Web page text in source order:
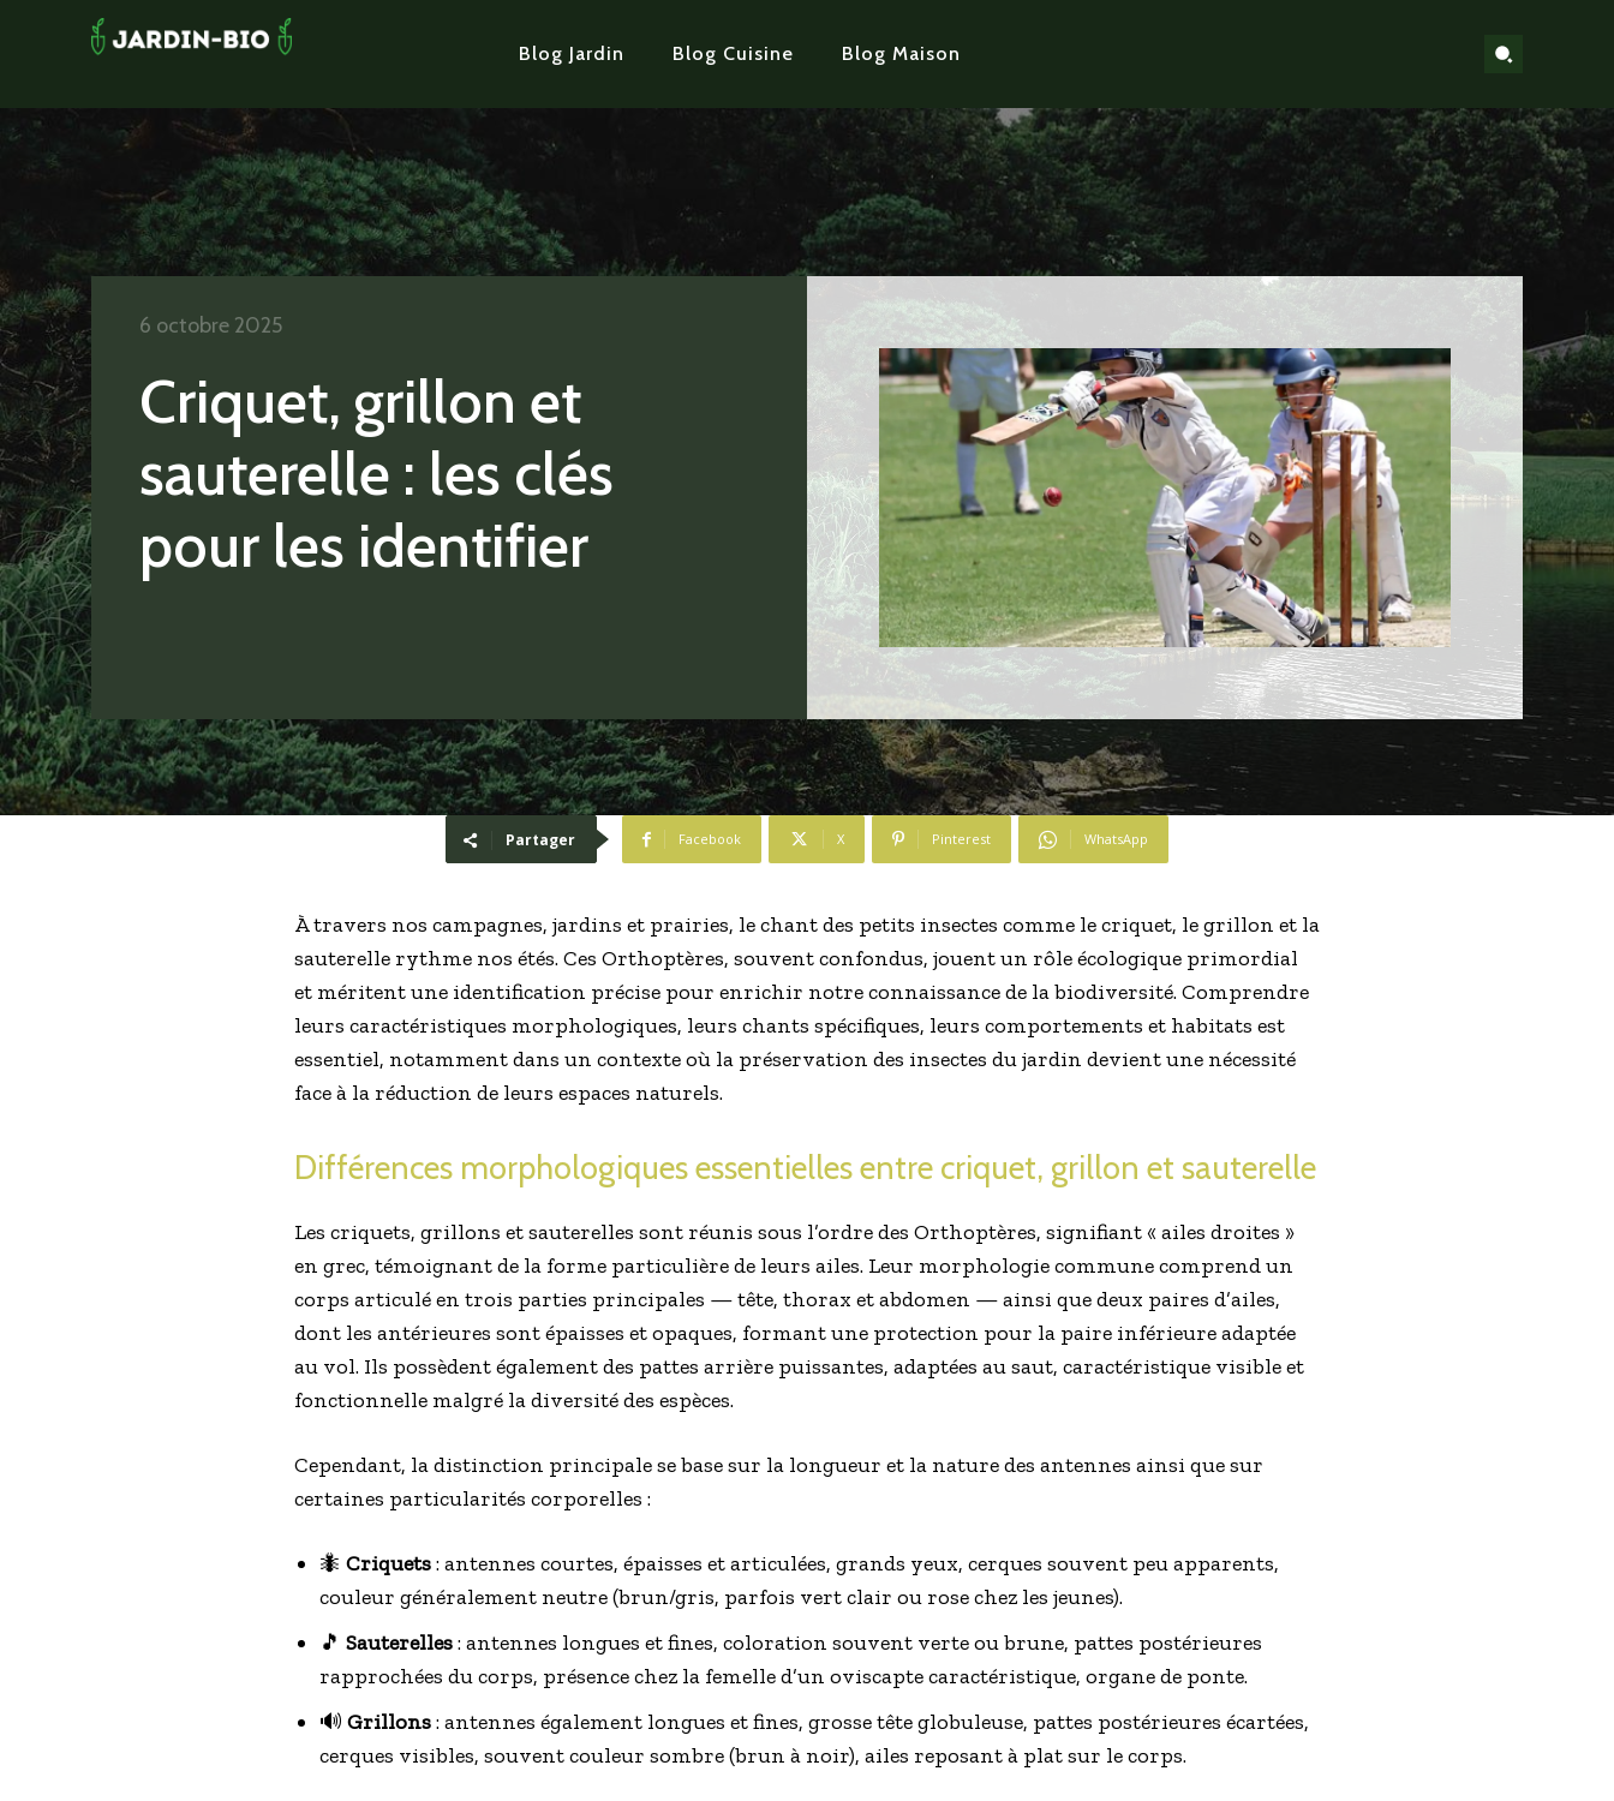
Blog Jardin Blog Cuisine Blog Maison
Criquet, grillon et
sauterelle : les clés
pour les identifier
6 octobre 2025
Partager Facebook X Pinterest WhatsApp
À travers nos campagnes, jardins et prairies, le chant des petits insectes comme le criquet, le grillon et la
sauterelle rythme nos étés. Ces Orthoptères, souvent confondus, jouent un rôle écologique primordial
et méritent une identification précise pour enrichir notre connaissance de la biodiversité. Comprendre
leurs caractéristiques morphologiques, leurs chants spécifiques, leurs comportements et habitats est
essentiel, notamment dans un contexte où la préservation des insectes du jardin devient une nécessité
face à la réduction de leurs espaces naturels.
Différences morphologiques essentielles entre criquet, grillon et sauterelle
Les criquets, grillons et sauterelles sont réunis sous l’ordre des Orthoptères, signifiant « ailes droites »
en grec, témoignant de la forme particulière de leurs ailes. Leur morphologie commune comprend un
corps articulé en trois parties principales — tête, thorax et abdomen — ainsi que deux paires d’ailes,
dont les antérieures sont épaisses et opaques, formant une protection pour la paire inférieure adaptée
au vol. Ils possèdent également des pattes arrière puissantes, adaptées au saut, caractéristique visible et
fonctionnelle malgré la diversité des espèces.
Cependant, la distinction principale se base sur la longueur et la nature des antennes ainsi que sur
certaines particularités corporelles :
🐜 Criquets: antennes courtes, épaisses et articulées, grands yeux, cerques souvent peu apparents,
couleur généralement neutre (brun/gris, parfois vert clair ou rose chez les jeunes).
🎵 Sauterelles: antennes longues et fines, coloration souvent verte ou brune, pattes postérieures
rapprochées du corps, présence chez la femelle d’un oviscapte caractéristique, organe de ponte.
🔊 Grillons: antennes également longues et fines, grosse tête globuleuse, pattes postérieures écartées,
cerques visibles, souvent couleur sombre (brun à noir), ailes reposant à plat sur le corps.